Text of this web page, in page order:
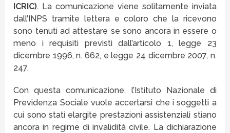
ICRIC). La comunicazione viene solitamente inviata
dall’INPS tramite lettera e coloro che la ricevono
sono tenuti ad attestare se sono ancora in essere o
meno i requisiti previsti dall’articolo 1, legge 23
dicembre 1996, n. 662, e legge 24 dicembre 2007, n.
247.
Con questa comunicazione, l’Istituto Nazionale di
Previdenza Sociale vuole accertarsi che i soggetti a
cui sono stati elargite prestazioni assistenziali stiano
ancora in regime di invalidità civile. La dichiarazione